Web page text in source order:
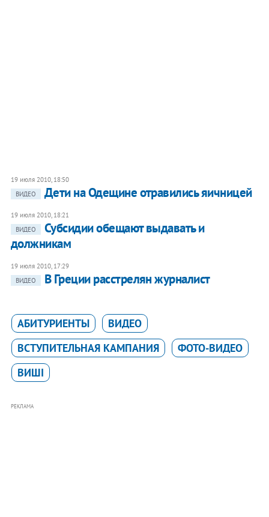
19 июля 2010, 18:50
ВИДЕО
Дети на Одещине отравились яичницей
19 июля 2010, 18:21
ВИДЕО
Субсидии обещают выдавать и
должникам
19 июля 2010, 17:29
ВИДЕО
В Греции расстрелян журналист
АБИТУРИЕНТЫ
ВИДЕО
ВСТУПИТЕЛЬНАЯ КАМПАНИЯ
ФОТО-ВИДЕО
ВИШІ
РЕКЛАМА